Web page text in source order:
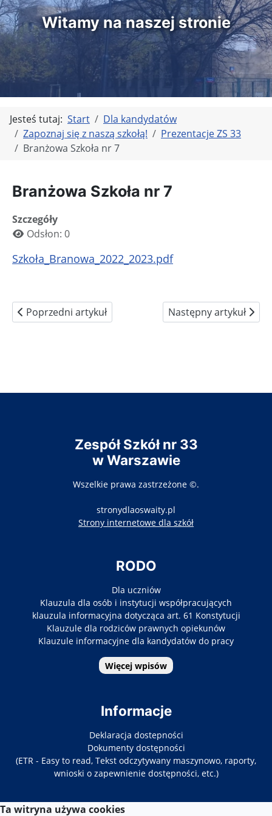
Witamy na naszej stronie
Jesteś tutaj: Start
Dla kandydatów
Zapoznaj się z naszą szkołą!
Prezentacje ZS 33
Branżowa Szkoła nr 7
Branżowa Szkoła nr 7
Szczegóły
Odsłon: 0
Szkoła_Branowa_2022_2023.pdf
Poprzedni artykuł: Nowe trendy w edukacji
Poprzedni artykuł Następny artykuł:
Następny artykuł
Zespół Szkół nr 33
w Warszawie
Wszelkie prawa zastrzeżone ©.
stronydlaoswaity.pl
Strony internetowe dla szkółotwiera się w
RODO
Dla uczniów
Klauzula dla osób i instytucji współpracujących
klauzula informacyjna dotycząca art. 61 Konstytucji
Klauzule dla rodziców prawnych opiekunów
Klauzule informacyjne dla kandydatów do pracy
Więcej wpisów
Informacje
Deklaracja dostepności
Dokumenty dostępności
(ETR - Easy to read, Tekst odczytywany maszynowo, raporty,
wnioski o zapewnienie dostępności, etc.)
Ta witryna używa cookies